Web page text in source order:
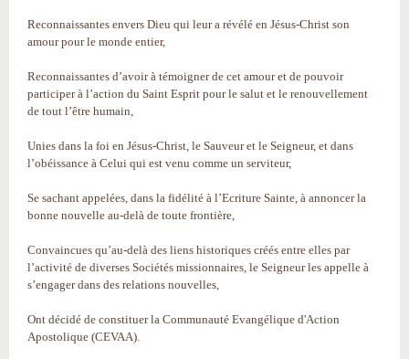
Reconnaissantes envers Dieu qui leur a révélé en Jésus-Christ son
amour pour le monde entier,
Reconnaissantes d’avoir à témoigner de cet amour et de pouvoir
participer à l’action du Saint Esprit pour le salut et le renouvellement
de tout l’être humain,
Unies dans la foi en Jésus-Christ, le Sauveur et le Seigneur, et dans
l’obéissance à Celui qui est venu comme un serviteur,
Se sachant appelées, dans la fidélité à l’Ecriture Sainte, à annoncer la
bonne nouvelle au-delà de toute frontière,
Convaincues qu’au-delà des liens historiques créés entre elles par
l’activité de diverses Sociétés missionnaires, le Seigneur les appelle à
s’engager dans des relations nouvelles,
Ont décidé de constituer la Communauté Evangélique d'Action
Apostolique (CEVAA).